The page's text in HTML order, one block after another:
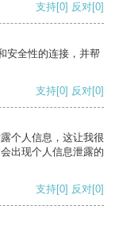
支持[0] 反对[0]
安全性的连接，并帮
支持[0] 反对[0]
个人信息，这让我很
出现个人信息泄露的
支持[0] 反对[0]